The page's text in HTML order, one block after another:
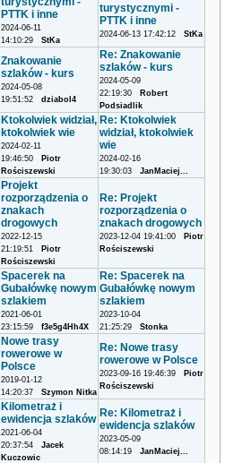
PTTK i inne
2024-06-11
14:10:29 StKa
turystycznymi -
PTTK i inne
2024-06-13 17:42:12 StKa
Znakowanie
szlaków - kurs
2024-05-08
19:51:52 dziabol4
Re: Znakowanie
szlaków - kurs
2024-05-09
22:19:30
Robert
Podsiadlik
Ktokolwiek widział,
ktokolwiek wie
2024-02-11
19:46:50
Piotr
Rościszewski
Re: Ktokolwiek
widział, ktokolwiek
wie
2024-02-16
19:30:03 JanMaciej...
Projekt
rozporządzenia o
znakach
drogowych
2022-12-15
21:19:51
Piotr
Rościszewski
Re: Projekt
rozporządzenia o
znakach drogowych
2023-12-04 19:41:00
Piotr
Rościszewski
Spacerek na
Gubałówkę nowym
szlakiem
2021-06-01
23:15:59 f3e5g4Hh4X
Re: Spacerek na
Gubałówkę nowym
szlakiem
2023-10-04
21:25:29 Stonka
Nowe trasy
rowerowe w
Polsce
2019-01-12
14:20:37 Szymon Nitka
Re: Nowe trasy
rowerowe w Polsce
2023-09-16 19:46:39
Piotr
Rościszewski
Kilometraż i
ewidencja szlaków
2021-06-04
20:37:54 Jacek
Kuczowic
Re: Kilometraż i
ewidencja szlaków
2023-05-09
08:14:19 JanMaciej...